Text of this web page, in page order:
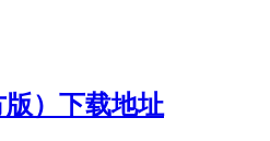
）下载地址